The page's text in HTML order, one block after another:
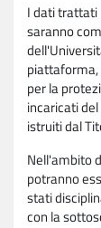
I dati trattati
saranno
piattaforma,
per la
incaricati
istruiti dal
Nell'ambito
potranno
stati
con la